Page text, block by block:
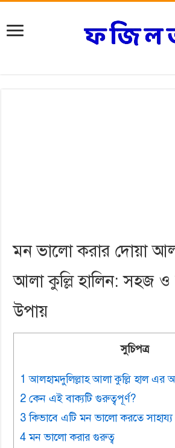
মন ভালো করার দোয়া
আলা কুল্লি হালিন: সহজ
উপায়
সুচিপত্র
1 আলহামদুলিল্লাহ আলা কুল্লি হাল এর
2 কেন এই বাক্যটি গুরুত্বপূর্ণ?
3 কিভাবে এটি মন ভালো করতে
4 মন ভালো করার গুরুত্ব